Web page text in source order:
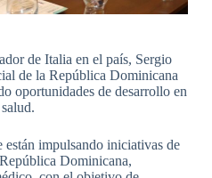
de Italia en el país, Sergio
de la República Dominicana
oportunidades de desarrollo en
impulsando iniciativas de
Dominicana,